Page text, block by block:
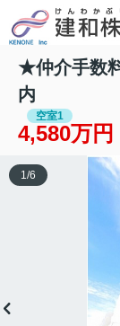
★仲介手数
内
空室1
4,580万円
1/6